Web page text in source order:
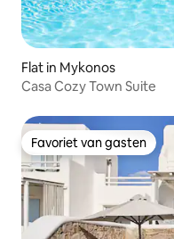
Flat in Mykonos
Casa Cozy Town Suite
Favoriet van gasten
Favoriet van gasten